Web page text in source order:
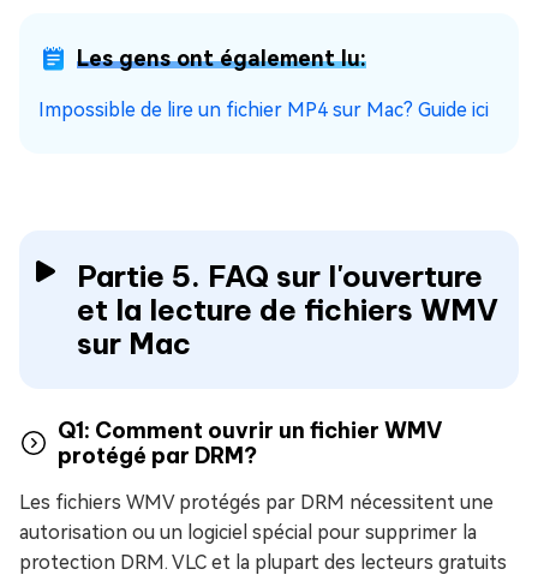
Les gens ont également lu:
Impossible de lire un fichier MP4 sur Mac? Guide ici
Partie 5. FAQ sur l'ouverture
et la lecture de fichiers WMV
sur Mac
Q1: Comment ouvrir un fichier WMV
protégé par DRM?
Les fichiers WMV protégés par DRM nécessitent une
autorisation ou un logiciel spécial pour supprimer la
protection DRM. VLC et la plupart des lecteurs gratuits